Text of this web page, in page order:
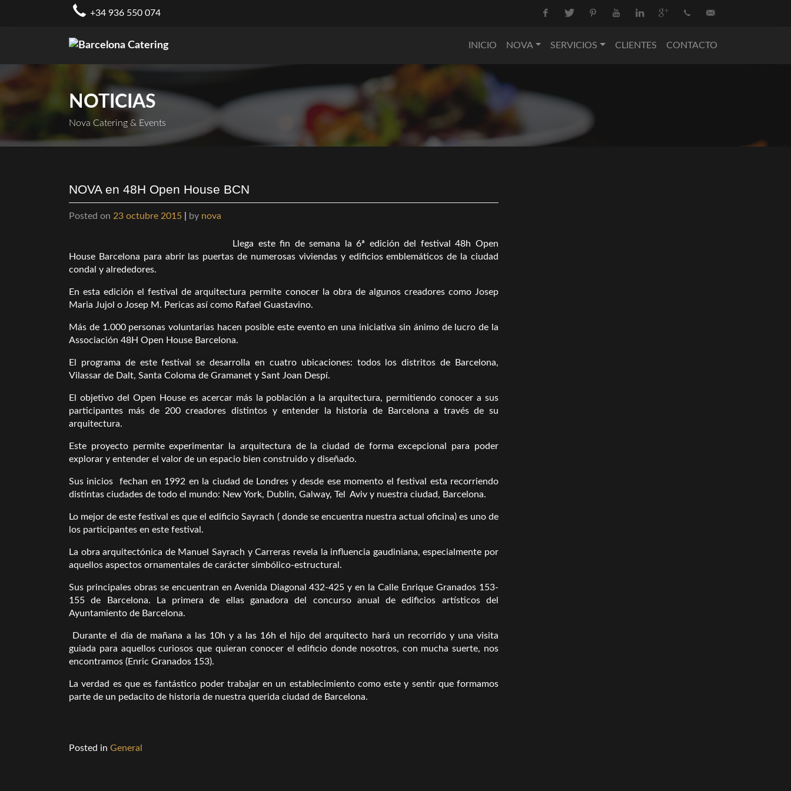
+34 936 550 074
INICIO NOVA SERVICIOS CLIENTES CONTACTO
NOTICIAS
Nova Catering & Events
NOVA en 48H Open House BCN
Posted on 23 octubre 2015 by nova
Llega este fin de semana la 6ª edición del festival 48h Open
House Barcelona para abrir las puertas de numerosas viviendas y edificios emblemáticos de la ciudad
condal y alrededores.
En esta edición el festival de arquitectura permite conocer la obra de algunos creadores como Josep
Maria Jujol o Josep M. Pericas así como Rafael Guastavino.
Más de 1.000 personas voluntarias hacen posible este evento en una iniciativa sin ánimo de lucro de la
Associación 48H Open House Barcelona.
El programa de este festival se desarrolla en cuatro ubicaciones: todos los distritos de Barcelona,
Vilassar de Dalt, Santa Coloma de Gramanet y Sant Joan Despí.
El objetivo del Open House es acercar más la población a la arquitectura, permitiendo conocer a sus
participantes más de 200 creadores distintos y entender la historia de Barcelona a través de su
arquitectura.
Este proyecto permite experimentar la arquitectura de la ciudad de forma excepcional para poder
explorar y entender el valor de un espacio bien construido y diseñado.
Sus inicios fechan en 1992 en la ciudad de Londres y desde ese momento el festival esta recorriendo
distintas ciudades de todo el mundo: New York, Dublin, Galway, Tel Aviv y nuestra ciudad, Barcelona.
Lo mejor de este festival es que el edificio Sayrach ( donde se encuentra nuestra actual oficina) es uno de
los participantes en este festival.
La obra arquitectónica de Manuel Sayrach y Carreras revela la influencia gaudiniana, especialmente por
aquellos aspectos ornamentales de carácter simbólico-estructural.
Sus principales obras se encuentran en Avenida Diagonal 432-425 y en la Calle Enrique Granados 153-
155 de Barcelona. La primera de ellas ganadora del concurso anual de edificios artísticos del
Ayuntamiento de Barcelona.
Durante el día de mañana a las 10h y a las 16h el hijo del arquitecto hará un recorrido y una visita
guiada para aquellos curiosos que quieran conocer el edificio donde nosotros, con mucha suerte, nos
encontramos (Enric Granados 153).
La verdad es que es fantástico poder trabajar en un establecimiento como este y sentir que formamos
parte de un pedacito de historia de nuestra querida ciudad de Barcelona.
Posted in General